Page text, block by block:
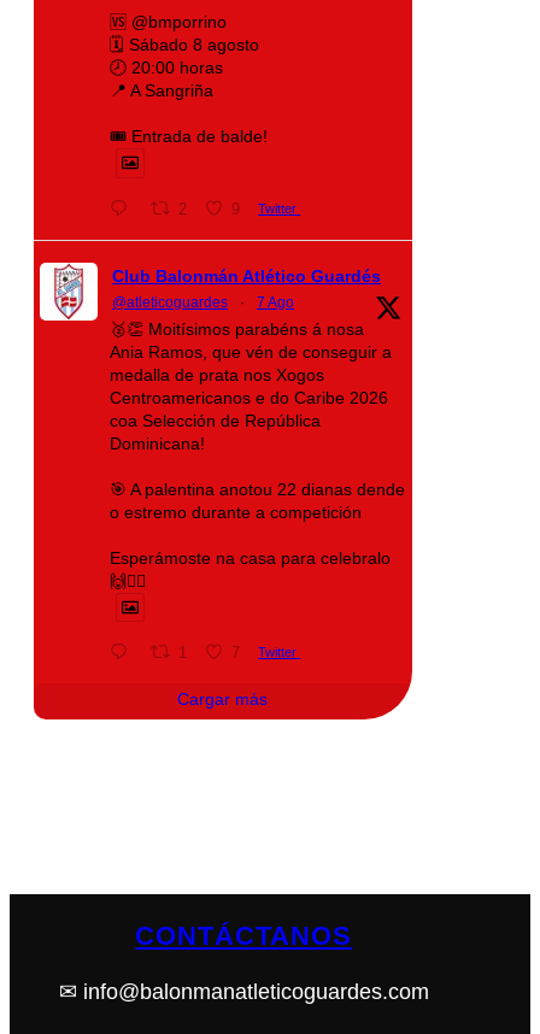
🆚 @bmporrino
🗓️ Sábado 8 agosto
🕗 20:00 horas
📍 A Sangriña
🎟️ Entrada de balde!
2 9 Twitter
Club Balonmán Atlético Guardés
@atleticoguardes · 7 Ago
🥈👏 Moitísimos parabéns á nosa
Ania Ramos, que vén de conseguir a
medalla de prata nos Xogos
Centroamericanos e do Caribe 2026
coa Selección de República
Dominicana!
🎯 A palentina anotou 22 dianas dende
o estremo durante a competición
Esperámoste na casa para celebralo
🙌❤️‍🔥
1 7 Twitter
Cargar más
CONTÁCTANOS
✉ info@balonmanatleticoguardes.com